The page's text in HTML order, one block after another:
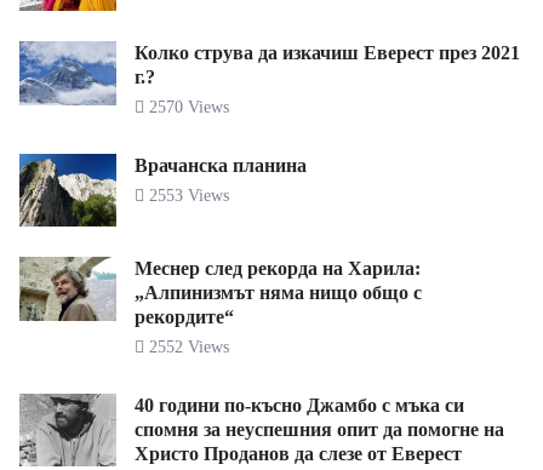
Колко струва да изкачиш Еверест през 2021
г.?
2570 Views
Врачанска планина
2553 Views
Меснер след рекорда на Харила:
„Алпинизмът няма нищо общо с
рекордите“
2552 Views
40 години по-късно Джамбо с мъка си
спомня за неуспешния опит да помогне на
Христо Проданов да слезе от Еверест